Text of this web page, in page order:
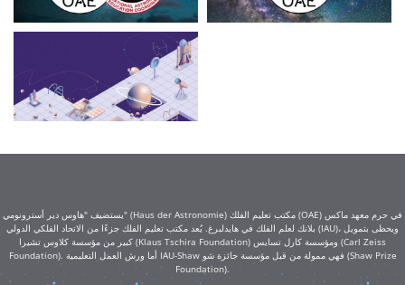
يستضيف "هاوس دير أسترونومي" (Haus der Astronomie) مكتب تعليم الفلك (OAE) في حرم معهد ماكس
بلانك لعلم الفلك في هايدلبرغ. يُعد مكتب تعليم الفلك جزءًا من الاتحاد الفلكي الدولي (IAU)، ويحظى بتمويل
كبير من مؤسسة كلاوس تشيرا (Klaus Tschira Foundation) ومؤسسة كارل تسايس (Carl Zeiss
Foundation). أما ورش العمل التعليمية IAU-Shaw فهي ممولة من قبل مؤسسة جائزة شو (Shaw Prize
Foundation).